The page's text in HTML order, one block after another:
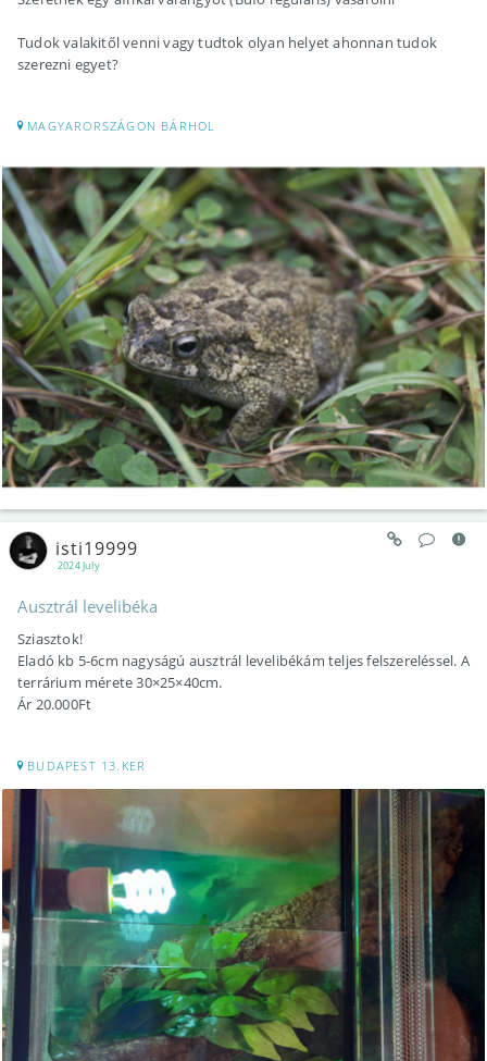
Tudok valakitől venni vagy tudtok olyan helyet ahonnan tudok
szerezni egyet?
MAGYARORSZÁGON BÁRHOL
2024 July
isti19999
Ausztrál levelibéka
Sziasztok!
Eladó kb 5-6cm nagyságú ausztrál levelibékám teljes felszereléssel. A
terrárium mérete 30×25×40cm.
Ár 20.000Ft
BUDAPEST 13.KER